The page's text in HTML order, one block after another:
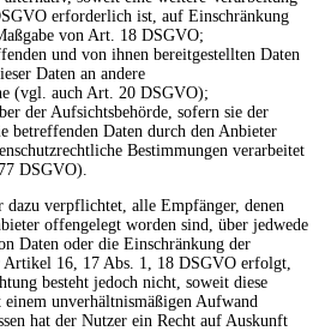
erforderlich ist, auf Einschränkung
von Art. 18 DSGVO;
und von ihnen bereitgestellten Daten
Daten an andere
(vgl. auch Art. 20 DSGVO);
der Aufsichtsbehörde, sofern sie der
betreffenden Daten durch den Anbieter
Bestimmungen verarbeitet
DSGVO).
dazu verpflichtet, alle Empfänger, denen
offengelegt worden sind, über jedwede
Daten oder die Einschränkung der
16, 17 Abs. 1, 18 DSGVO erfolgt,
besteht jedoch nicht, soweit diese
unverhältnismäßigen Aufwand
hat der Nutzer ein Recht auf Auskunft